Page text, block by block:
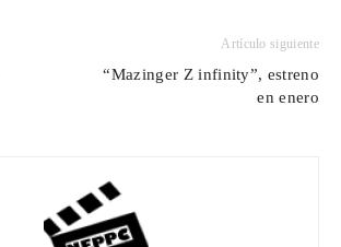
Artículo siguiente
“Mazinger Z infinity”, estreno
en enero